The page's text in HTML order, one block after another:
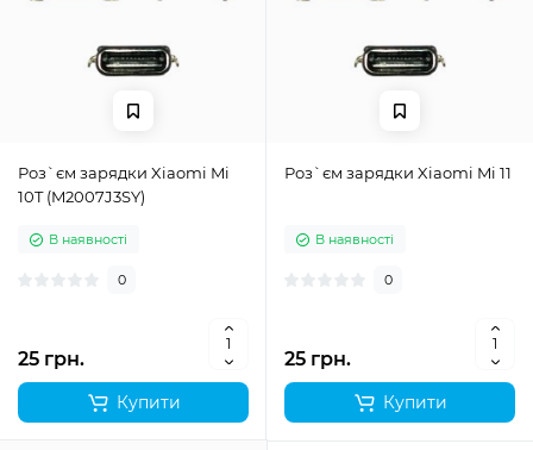
Роз`єм зарядки Xiaomi Mi
10T (M2007J3SY)
В наявності
0
25 грн.
Купити
Роз`єм зарядки Xiaomi Mi 11
В наявності
0
25 грн.
Купити